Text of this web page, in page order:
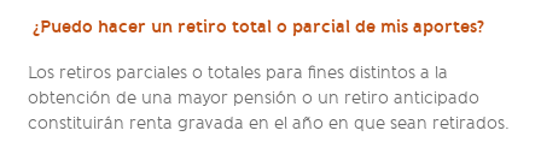
¿Puedo hacer un retiro total o parcial de mis aportes?
Los retiros parciales o totales para fines distintos a la
obtención de una mayor pensión o un retiro anticipado
constituirán renta gravada en el año en que sean retirados.